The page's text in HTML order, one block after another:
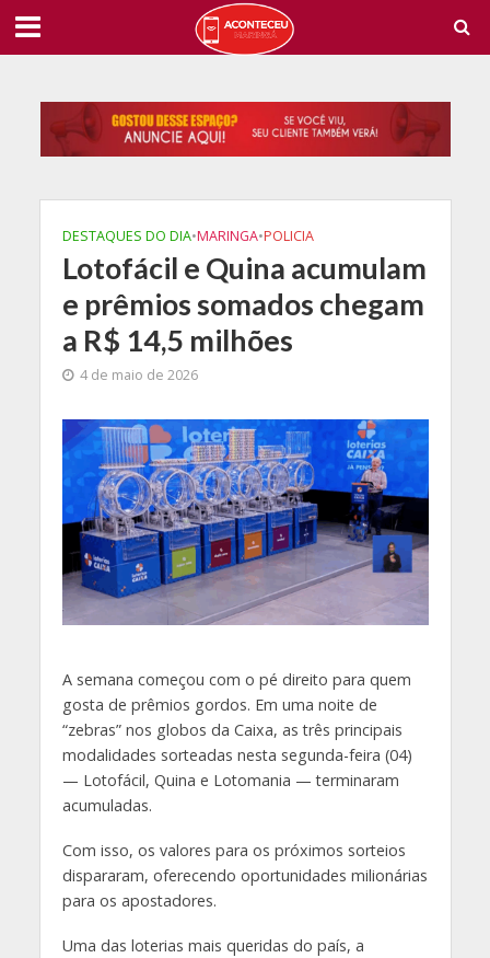
DESTAQUES DO DIA•MARINGA•POLICIA
Lotofácil e Quina acumulam
e prêmios somados chegam
a R$ 14,5 milhões
4 de maio de 2026
A semana começou com o pé direito para quem
gosta de prêmios gordos. Em uma noite de
“zebras” nos globos da Caixa, as três principais
modalidades sorteadas nesta segunda-feira (04)
— Lotofácil, Quina e Lotomania — terminaram
acumuladas.
Com isso, os valores para os próximos sorteios
dispararam, oferecendo oportunidades milionárias
para os apostadores.
Uma das loterias mais queridas do país, a